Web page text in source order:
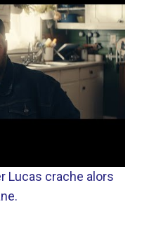
Lucas crache alors